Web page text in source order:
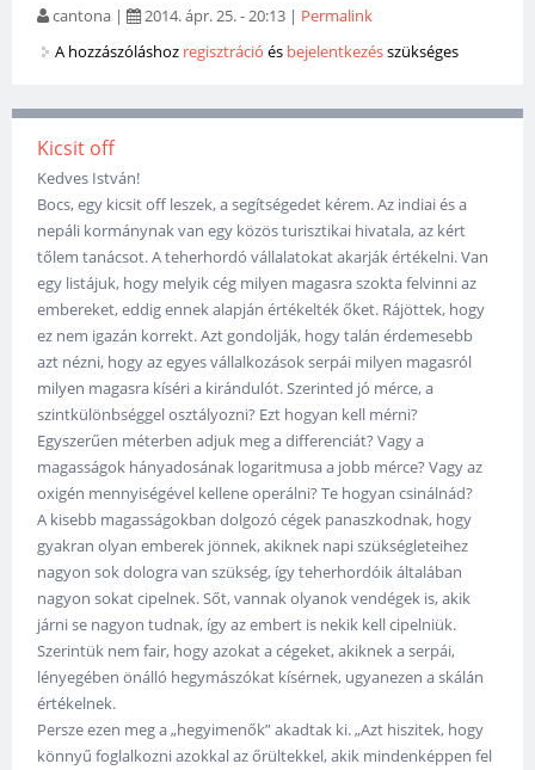
cantona | 2014. ápr. 25. - 20:13 | Permalink
A hozzászóláshoz regisztráció és bejelentkezésszükséges
Kicsit off
Kedves István!
Bocs, egy kicsit off leszek, a segítségedet kérem. Az indiai és a
nepáli kormánynak van egy közös turisztikai hivatala, az kért
tőlem tanácsot. A teherhordó vállalatokat akarják értékelni. Van
egy listájuk, hogy melyik cég milyen magasra szokta felvinni az
embereket, eddig ennek alapján értékelték őket. Rájöttek, hogy
ez nem igazán korrekt. Azt gondolják, hogy talán érdemesebb
azt nézni, hogy az egyes vállalkozások serpái milyen magasról
milyen magasra kíséri a kirándulót. Szerinted jó mérce, a
szintkülönbséggel osztályozni? Ezt hogyan kell mérni?
Egyszerűen méterben adjuk meg a differenciát? Vagy a
magasságok hányadosának logaritmusa a jobb mérce? Vagy az
oxigén mennyiségével kellene operálni? Te hogyan csinálnád?
A kisebb magasságokban dolgozó cégek panaszkodnak, hogy
gyakran olyan emberek jönnek, akiknek napi szükségleteihez
nagyon sok dologra van szükség, így teherhordóik általában
nagyon sokat cipelnek. Sőt, vannak olyanok vendégek is, akik
járni se nagyon tudnak, így az embert is nekik kell cipelniük.
Szerintük nem fair, hogy azokat a cégeket, akiknek a serpái,
lényegében önálló hegymászókat kísérnek, ugyanezen a skálán
értékelnek.
Persze ezen meg a „hegyimenők” akadtak ki. „Azt hiszitek, hogy
könnyű foglalkozni azokkal az őrültekkel, akik mindenképpen fel